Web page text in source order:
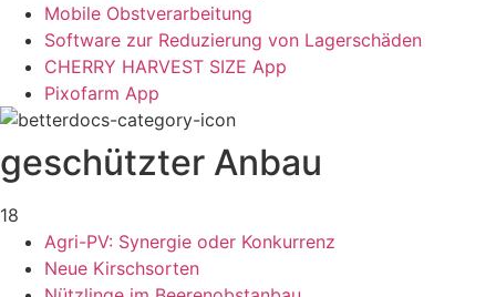
Mobile Obstverarbeitung
Software zur Reduzierung von Lagerschäden
CHERRY HARVEST SIZE App
Pixofarm App
geschützter Anbau
18
Agri-PV: Synergie oder Konkurrenz
Neue Kirschsorten